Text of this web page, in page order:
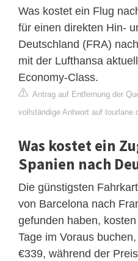
Was kostet ein Flug
für einen direkten Hin-
Deutschland (FRA)
mit der Lufthansa
Economy-Class.
Antrag auf Entfernung der
vollständige Antwort auf
Was kostet ein
Spanien nach
Die günstigsten
von Barcelona nach
gefunden haben,
Tage im Voraus
€339, während der